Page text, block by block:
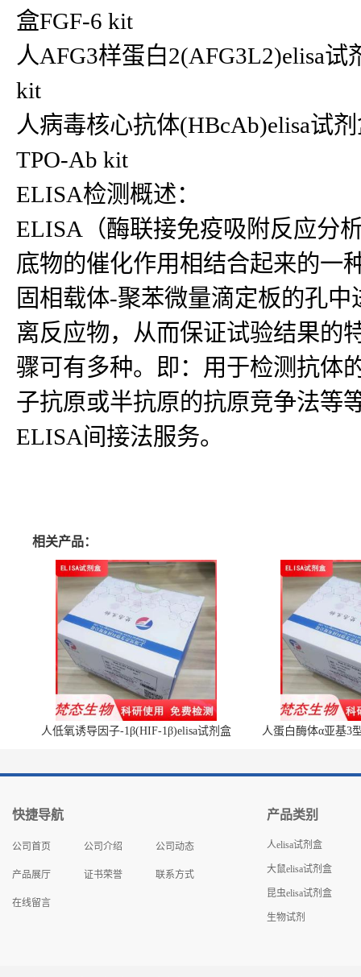
盒FGF-6 kit
人AFG3样蛋白2(AFG3L2)elisa
kit
人病毒核心抗体(HBcAb)elisa试
TPO-Ab kit
ELISA检测概述：
ELISA（酶联接免疫吸附反应分
底物的催化作用相结合起来的一
固相载体-聚苯微量滴定板的孔
离反应物，从而保证试验结果的
骤可有多种。即：用于检测抗体
子抗原或半抗原的抗原竞争法等
ELISA间接法服务。
相关产品：
人低氧诱导因子-1β(HIF-1β)elisa试剂盒 人蛋白酶体α亚基3
快捷导航
公司首页 公司介绍 公司动态
产品展厅 证书荣誉 联系方式
在线留言
产品类别
人elisa试剂盒
大鼠elisa试剂盒
昆虫elisa试剂盒
生物试剂